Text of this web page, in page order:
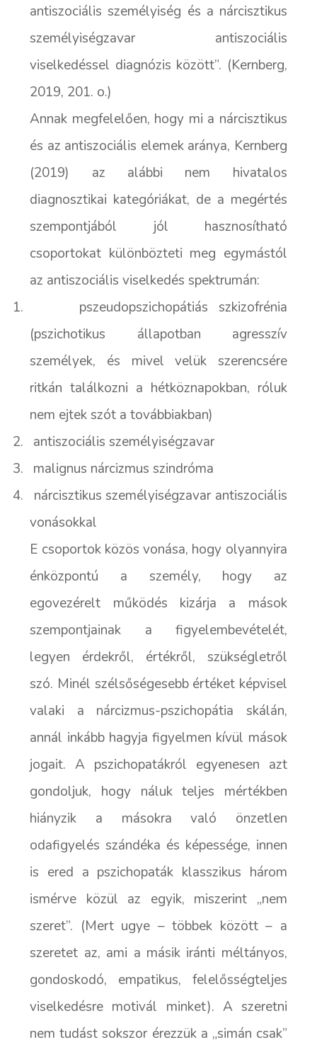
antiszociális személyiség és a nárcisztikus
személyiségzavar antiszociális
viselkedéssel diagnózis között”. (Kernberg,
2019, 201. o.)
Annak megfelelően, hogy mi a nárcisztikus
és az antiszociális elemek aránya, Kernberg
(2019) az alábbi nem hivatalos
diagnosztikai kategóriákat, de a megértés
szempontjából jól hasznosítható
csoportokat különbözteti meg egymástól
az antiszociális viselkedés spektrumán:
1.
pszeudopszichopátiás szkizofrénia
(pszichotikus állapotban agresszív
személyek, és mivel velük szerencsére
ritkán találkozni a hétköznapokban, róluk
nem ejtek szót a továbbiakban)
2.
antiszociális személyiségzavar
3.
malignus nárcizmus szindróma
4.
nárcisztikus személyiségzavar antiszociális
vonásokkal
E csoportok közös vonása, hogy olyannyira
énközpontú a személy, hogy az
egovezérelt működés kizárja a mások
szempontjainak a figyelembevételét,
legyen érdekről, értékről, szükségletről
szó. Minél szélsőségesebb értéket képvisel
valaki a nárcizmus-pszichopátia skálán,
annál inkább hagyja figyelmen kívül mások
jogait. A pszichopatákról egyenesen azt
gondoljuk, hogy náluk teljes mértékben
hiányzik a másokra való önzetlen
odafigyelés szándéka és képessége, innen
is ered a pszichopaták klasszikus három
ismérve közül az egyik, miszerint „nem
szeret”. (Mert ugye – többek között – a
szeretet az, ami a másik iránti méltányos,
gondoskodó, empatikus, felelősségteljes
viselkedésre motivál minket). A szeretni
nem tudást sokszor érezzük a „simán csak”